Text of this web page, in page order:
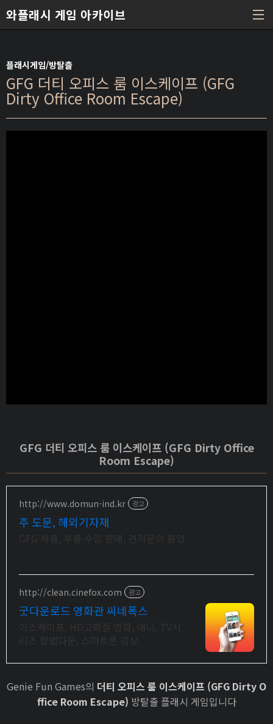
와플래시 게임 아카이브
플래시게임/방탈출
GFG 더티 오피스 룸 이스케이프 (GFG
Dirty Office Room Escape)
GFG 더티 오피스 룸 이스케이프 (GFG Dirty Office
Room Escape)
http://www.domun-ind.kr 광고
주 도문, 해외기자재
http://clean.cinefox.com 광고
굿다운로드 영화관 씨네폭스
Genie Fun Games의 더티 오피스 룸 이스케이프 (GFG Dirty O
ffice Room Escape) 방탈출 플래시 게임입니다